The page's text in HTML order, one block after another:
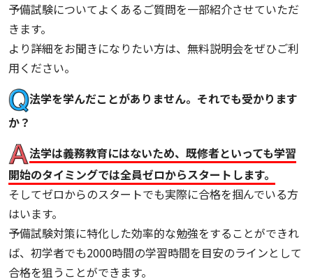
予備試験についてよくあるご質問を一部紹介させていただ
きます。
より詳細をお聞きになりたい方は、無料説明会をぜひご利
用ください。
法学を学んだことがありません。それでも受かります
か？
法学は義務教育にはないため、既修者といっても学習
開始のタイミングでは全員ゼロからスタートします。
そしてゼロからのスタートでも実際に合格を掴んでいる方
はいます。
予備試験対策に特化した効率的な勉強をすることができれ
ば、初学者でも2000時間の学習時間を目安のラインとして
合格を狙うことができます。